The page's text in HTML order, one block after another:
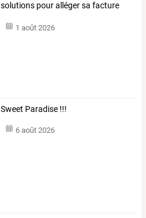
solutions pourallégersa facture
1 août 2026
Sweet Paradise !!!
6 août 2026